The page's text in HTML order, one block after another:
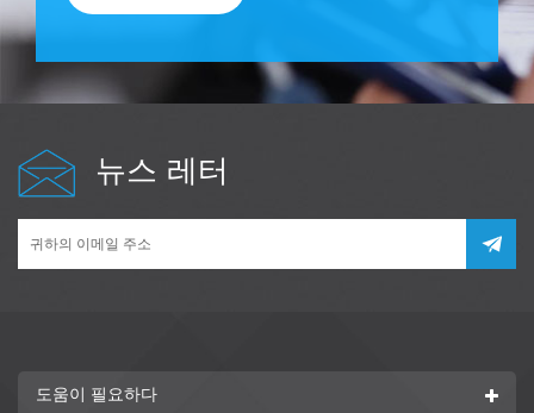
뉴스 레터
도움이 필요하다